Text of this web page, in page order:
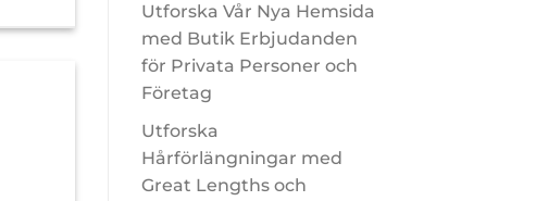
Utforska Vår Nya Hemsida
med Butik Erbjudanden
för Privata Personer och
Företag
Utforska
Hårförlängningar med
Great Lengths och